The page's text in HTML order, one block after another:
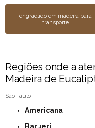
engradado em madeira para
transporte
Regiões onde a
Madeira de
São Paulo
Americana
Barueri